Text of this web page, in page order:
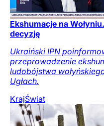
Ekshumacje na
decyzję
Ukraiński IPN
przeprowadzenie
ludobójstwa
Ugłach.
KrajŚwiat